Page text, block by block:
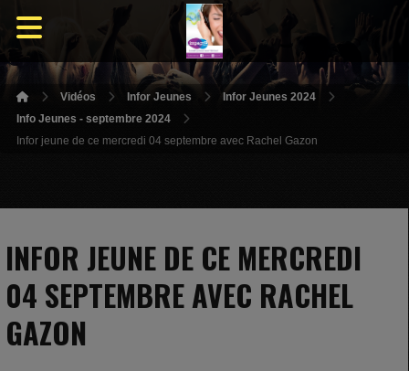
Vidéos Infor Jeunes
Infor Jeunes 2024
Info Jeunes - septembre 2024
Infor jeune de ce mercredi 04 septembre avec Rachel Gazon
INFOR JEUNE DE CE MERCREDI
04 SEPTEMBRE AVEC RACHEL
GAZON